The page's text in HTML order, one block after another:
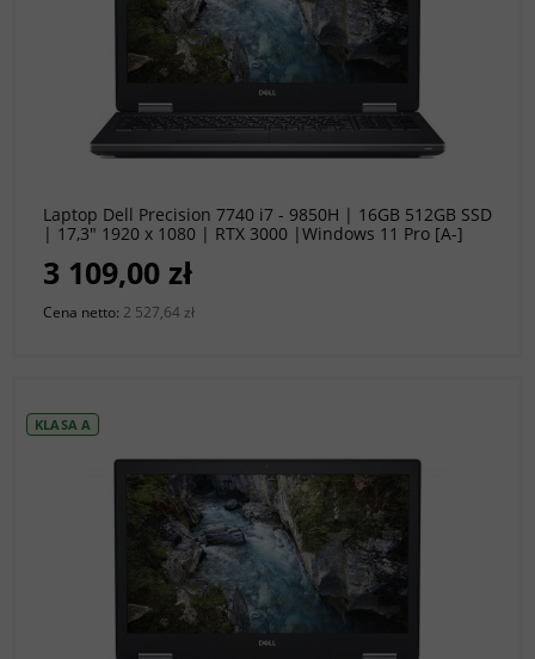
Laptop Dell Precision 7740 i7 - 9850H | 16GB 512GB SSD
| 17,3" 1920 x 1080 | RTX 3000 |Windows 11 Pro [A-]
3 109,00 zł
Cena netto: 2 527,64 zł
do koszyka
KLASA A